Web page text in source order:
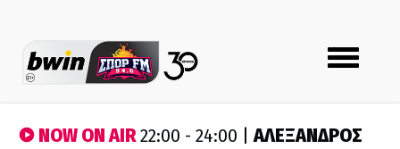
Toggle
navigation
NOW ON AIR22:00 - 24:00 |ΑΛΕΞΑΝΔΡΟΣ